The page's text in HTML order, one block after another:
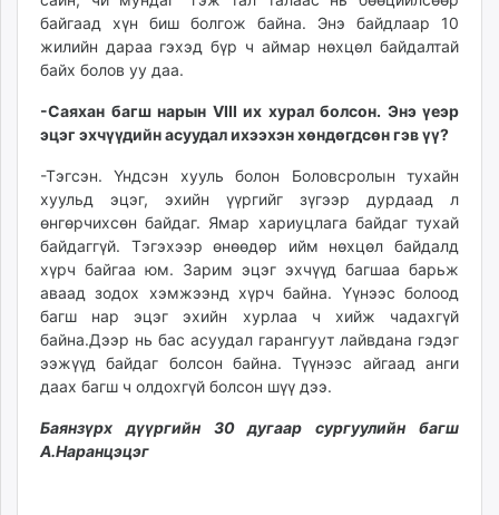
байгаад хүн биш болгож байна. Энэ байдлаар 10
жилийн дараа гэхэд бүр ч аймар нөхцөл байдалтай
байх болов уу даа.
-Саяхан багш нарын VIII их хурал болсон. Энэ үеэр
эцэг эхчүүдийн асуудал ихээхэн хөндөгдсөн гэв үү?
-Тэгсэн. Үндсэн хууль болон Боловсролын тухайн
хуульд эцэг, эхийн үүргийг зүгээр дурдаад л
өнгөрчихсөн байдаг. Ямар хариуцлага байдаг тухай
байдаггүй. Тэгэхээр өнөөдөр ийм нөхцөл байдалд
хүрч байгаа юм. Зарим эцэг эхчүүд багшаа барьж
аваад зодох хэмжээнд хүрч байна. Үүнээс болоод
багш нар эцэг эхийн хурлаа ч хийж чадахгүй
байна.Дээр нь бас асуудал гарангуут лайвдана гэдэг
ээжүүд байдаг болсон байна. Түүнээс айгаад анги
даах багш ч олдохгүй болсон шүү дээ.
Баянзүрх дүүргийн 30 дугаар сургуулийн багш
А.Наранцэцэг